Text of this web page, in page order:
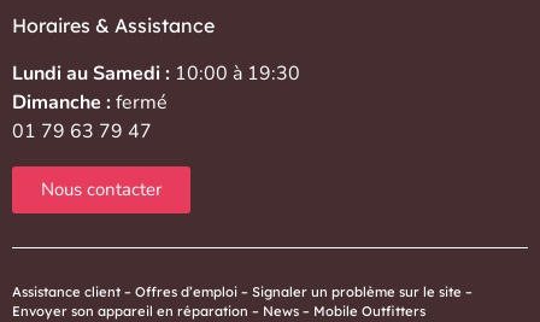
Horaires & Assistance
Lundi au Samedi : 10:00 à 19:30
Dimanche :fermé
01 79 63 79 47
Nous contacter
Assistance client – Offres d’emploi – Signaler un problème sur le site –
Envoyer son appareil en réparation – News – Mobile Outfitters